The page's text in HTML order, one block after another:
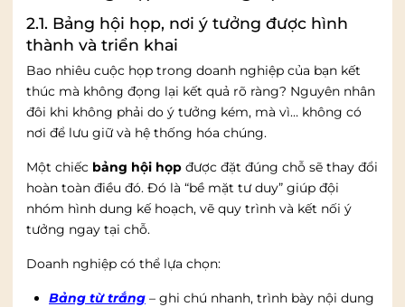
2.1. Bảng hội họp, nơi ý tưởng được hình
thành và triển khai
Bao nhiêu cuộc họp trong doanh nghiệp của bạn kết
thúc mà không đọng lại kết quả rõ ràng? Nguyên nhân
đôi khi không phải do ý tưởng kém, mà vì… không có
nơi để lưu giữ và hệ thống hóa chúng.
Một chiếc bảng hội họp được đặt đúng chỗ sẽ thay đổi
hoàn toàn điều đó. Đó là “bề mặt tư duy” giúp đội
nhóm hình dung kế hoạch, vẽ quy trình và kết nối ý
tưởng ngay tại chỗ.
Doanh nghiệp có thể lựa chọn:
Bảng từ trắng – ghi chú nhanh, trình bày nội dung